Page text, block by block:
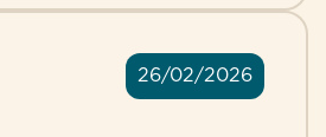
26/02/2026